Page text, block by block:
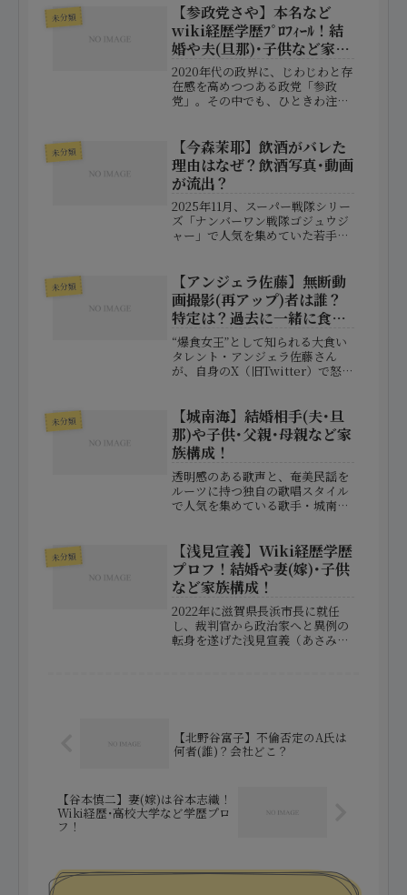
"Hiragino Kaku Gothic ProN"...
未分類
【参政党さや】本名など
wiki経歴学歴ﾌﾟﾛﾌｨｰﾙ！結
婚や夫(旦那)･子供など家族
構成！
2020年代の政界に、じわじわと存
在感を高めつつある政党「参政
党」。その中でも、ひときわ注目
です。音楽家としてのキャリアを
持ち、テレビ報道にも出演経験が
あり、さらには国政へと進出。
ま...
未分類
【今森茉耶】飲酒がバレた
理由はなぜ？飲酒写真･動画
が流出？
2025年11月、スーパー戦隊シリー
ズ「ナンバーワン戦隊ゴジュウジ
ャー」で人気を集めていた若手女
契約解除・番組降板という異例の
展開が大きな話題を呼びました。
SNS上では、「な...
未分類
【アンジェラ佐藤】無断動
画撮影(再アップ)者は誰？
特定は？過去に一緒に食
事！
“爆食女王”として知られる大食い
タレント・アンジェラ佐藤さん
が、自身のX（旧Twitter）で怒り
っかけとなったのは、過去に食事
を共にした知人によって、無断で
撮影された動画がYou...
未分類
【城南海】結婚相手(夫･旦
那)や子供･父親･母親など家
族構成！
透明感のある歌声と、奄美民謡を
ルーツに持つ独自の歌唱スタイル
で人気を集めている歌手・城南海
び、「実力派シンガー」として確
固たる地位を築いています。そん
な彼女について、結婚や家族に
関...
未分類
【浅見宣義】Wiki経歴学歴
プロフ！結婚や妻(嫁)･子供
など家族構成！
2022年に滋賀県長浜市長に就任
し、裁判官から政治家へと異例の
転身を遂げた浅見宣義（あさみ・
【北野谷富子】不倫否定のA氏は
何者(誰)？会社どこ？
【谷本慎二】妻(嫁)は谷本志織！
Wiki経歴･高校大学など学歴プロ
フ！